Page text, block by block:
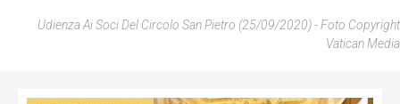
Udienza Ai Soci Del Circolo San Pietro (25/09/2020) - Foto Copyright
Vatican Media